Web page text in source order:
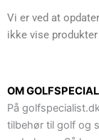
Vi er ved at
ikke vise
OM
På
tilbehør til golf og